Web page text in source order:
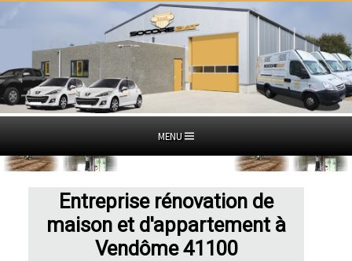
MENU
Entreprise rénovation de
maison et d'appartement à
Vendôme 41100